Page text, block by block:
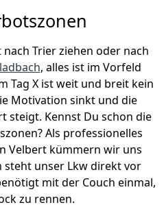
Trier ziehen oder nach
, alles ist im Vorfeld
Tag X ist weit und breit kein
Motivation sinkt und die
steigt. Kennst Du schon die
Als professionelles
Velbert kümmern wir uns
unser Lkw direkt vor
mit der Couch einmal,
zu rennen.